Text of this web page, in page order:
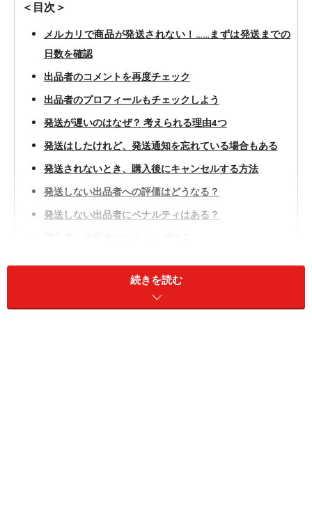
＜目次＞
メルカリで商品が発送されない！……まずは発送までの
日数を確認
出品者のコメントを再度チェック
出品者のプロフィールもチェックしよう
発送が遅いのはなぜ？ 考えられる理由4つ
発送はしたけれど、発送通知を忘れている場合もある
発送されないとき、購入後にキャンセルする方法
発送しない出品者への評価はどうなる？
発送しない出品者にペナルティはある？
続きを読む